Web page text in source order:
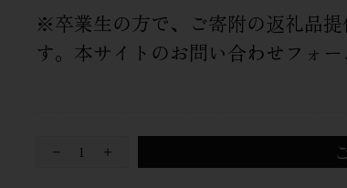
※卒業生の方で、ご寄附の返礼品
す。本サイトのお問い合わせフォー